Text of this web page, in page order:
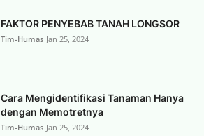
FAKTOR PENYEBAB TANAH LONGSOR
Tim-Humas Jan 25, 2024
Cara Mengidentifikasi Tanaman Hanya
dengan Memotretnya
Tim-Humas Jan 25, 2024